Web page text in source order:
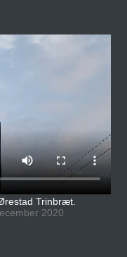
Trinbræt.
2020